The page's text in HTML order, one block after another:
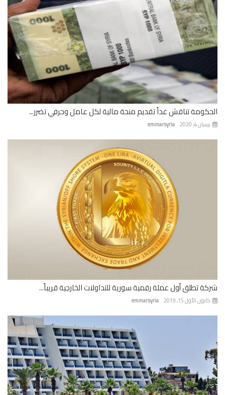
تناقش غداً تقديم منحة مالية لكل عامل وحرفي تضرر...
emmarsyria 4, 2020
تطلق أول عملة رقمية سورية للتداولات الخارجية قريباً...
emmarsyria الأول 15, 2019